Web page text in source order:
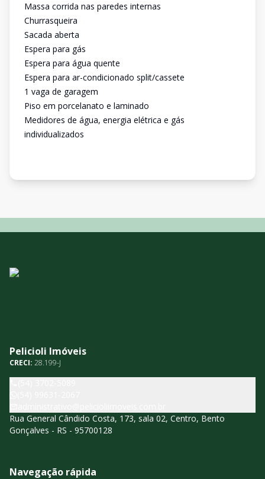
Massa corrida nas paredes internas
Churrasqueira
Sacada aberta
Espera para gás
Espera para água quente
Espera para ar-condicionado split/cassete
1 vaga de garagem
Piso em porcelanato e laminado
Medidores de água, energia elétrica e gás
individualizados
Pelicioli Imóveis
CRECI: 28.199-J
Rua General Cândido Costa, 173, sala 02, Centro, Bento
Gonçalves - RS - 95700128
Navegação rápida